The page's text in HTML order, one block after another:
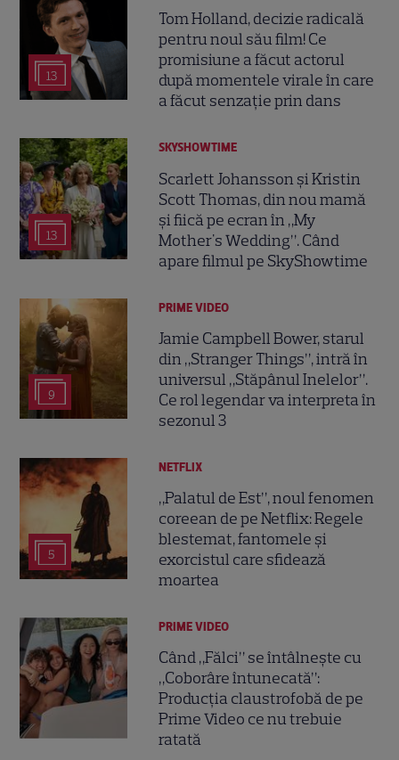
13
Tom Holland, decizie radicală
pentru noul său film! Ce
promisiune a făcut actorul
după momentele virale în care
a făcut senzație prin dans
13
SKYSHOWTIME
Scarlett Johansson și Kristin
Scott Thomas, din nou mamă
și fiică pe ecran în „My
Mother's Wedding”. Când
apare filmul pe SkyShowtime
9
PRIME VIDEO
Jamie Campbell Bower, starul
din „Stranger Things”, intră în
universul „Stăpânul Inelelor”.
Ce rol legendar va interpreta în
sezonul 3
5
NETFLIX
„Palatul de Est”, noul fenomen
coreean de pe Netflix: Regele
blestemat, fantomele și
exorcistul care sfidează
moartea
PRIME VIDEO
Când „Fălci” se întâlnește cu
„Coborâre întunecată”:
Producția claustrofobă de pe
Prime Video ce nu trebuie
ratată